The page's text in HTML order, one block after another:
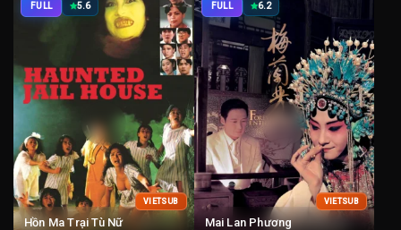
FULL 5.6
VIETSUB
Hồn Ma Trại Tù Nữ
FULL 6.2
VIETSUB
Mai Lan Phương